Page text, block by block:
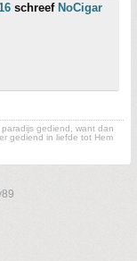
schreef NoCigar
gediend, want dan
gediend in liefde tot Hem